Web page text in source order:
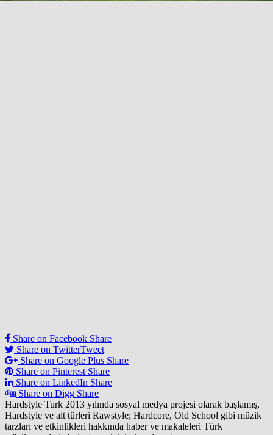
Share on Facebook Share
Share on TwitterTweet
Share on Google Plus Share
Share on Pinterest Share
Share on LinkedIn Share
Share on Digg Share
Hardstyle Turk 2013 yılında sosyal medya projesi olarak başlamış,
Hardstyle ve alt türleri Rawstyle; Hardcore, Old School gibi müzik
tarzları ve etkinlikleri hakkında haber ve makaleleri Türk